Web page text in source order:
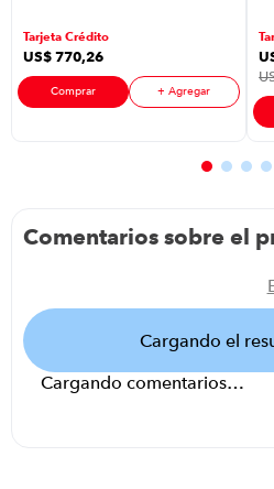
Tarjeta Crédito
US$770,26
Comprar + Agregar
Comentarios sobre el
Cargando el
Cargando comentarios…